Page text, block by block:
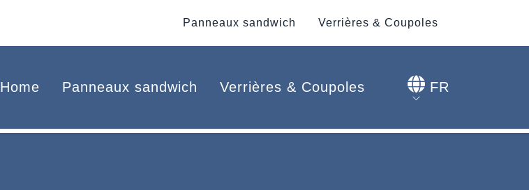
Panneaux sandwich Verrières & Coupoles
Home Panneaux sandwich Verrières & Coupoles FR